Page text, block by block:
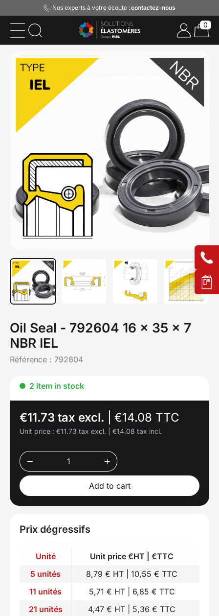
Nos experts à votre écoute :contactez-nous
Oil Seal - 792604 16 x 35 x 7
NBR IEL
Référence : 792604
2 item in stock
€11.73 tax excl. €14.08 TTC
Unit price : €11.73 tax excl. €14.08 tax incl.
Add to cart
Prix dégressifs
Unité
Unit price €HT | €TTC
5 unités
8,79 € HT | 10,55 € TTC
11 unités
5,71 € HT | 6,85 € TTC
21 unités
4,47 € HT | 5,36 € TTC
0